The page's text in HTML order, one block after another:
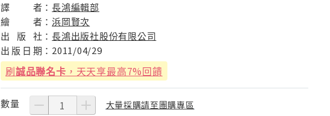
譯
者：長鴻編輯部
繪
者：浜岡賢次
出
版 社：長鴻出版社股份有限公司
出 版 日 期： 2011/04/29
刷誠品聯名卡 ，天天享最高7%回饋
數量 大量採購請至團購專區